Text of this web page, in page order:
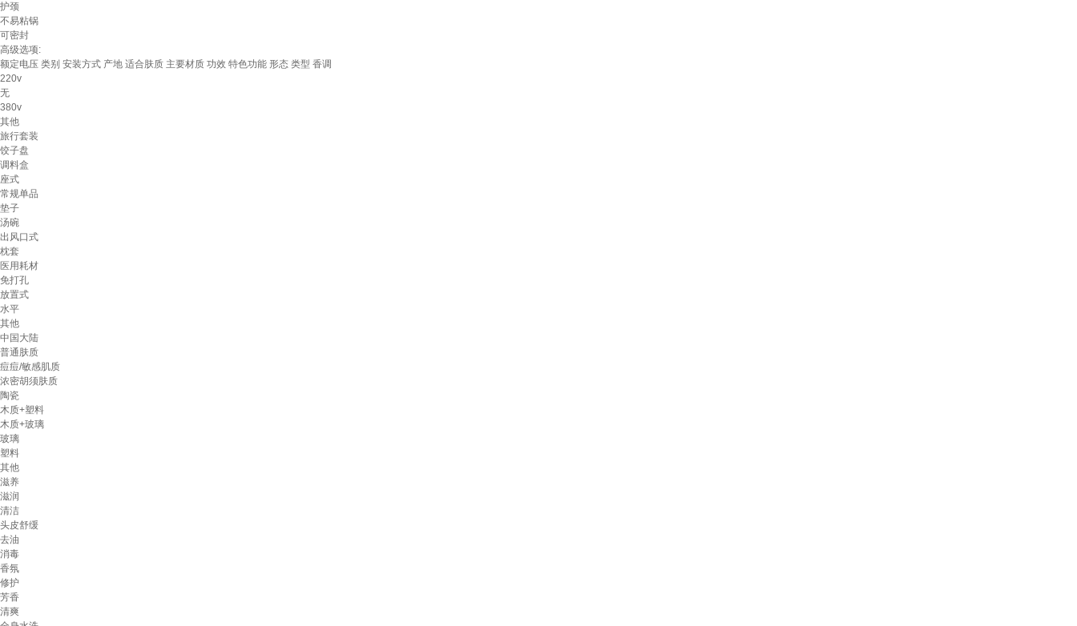
护颈
不易粘锅
可密封
高级选项:
额定电压 类别 安装方式 产地 适合肤质 主要材质 功效 特色功能 形态 类型 香调
220v
无
380v
其他
旅行套装
饺子盘
调料盒
座式
常规单品
垫子
汤碗
出风口式
枕套
医用耗材
免打孔
放置式
水平
其他
中国大陆
普通肤质
痘痘/敏感肌质
浓密胡须肤质
陶瓷
木质+塑料
木质+玻璃
玻璃
塑料
其他
滋养
滋润
清洁
头皮舒缓
去油
消毒
香氛
修护
芳香
清爽